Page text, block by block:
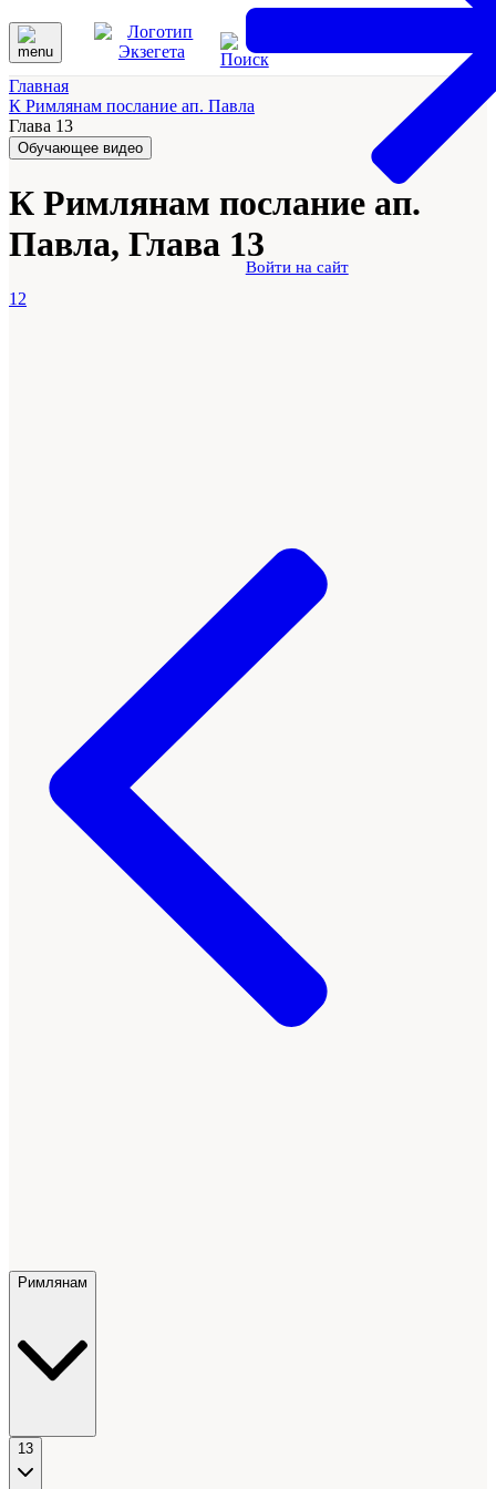
Войти на сайт
Главная
К Римлянам послание ап. Павла
Глава 13
Обучающее видео
К Римлянам послание ап.
Павла, Глава 13
12
Римлянам
13